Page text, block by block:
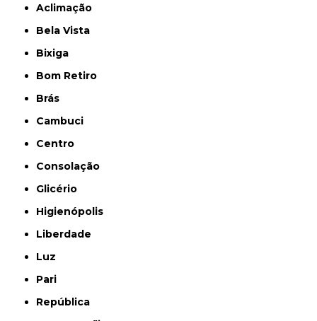
Aclimação
Bela Vista
Bixiga
Bom Retiro
Brás
Cambuci
Centro
Consolação
Glicério
Higienópolis
Liberdade
Luz
Pari
República